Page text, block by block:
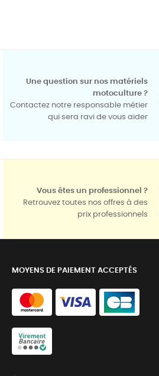
Une question sur nos matériels
motoculture ?
Contactez notre responsable métier
qui sera ravi de vous aider
Vous êtes un professionnel ?
Retrouvez toutes nos offres à des
prix professionnels
MOYENS DE PAIEMENT ACCEPTÉS